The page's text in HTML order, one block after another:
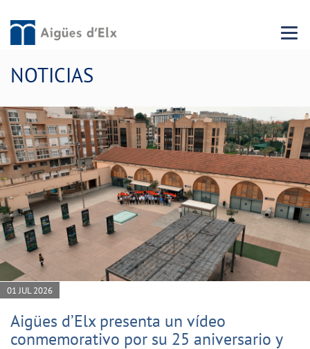
Menu
NOTICIAS
01 JUL 2026
Aigües d’Elx presenta un vídeo
conmemorativo por su 25 aniversario y